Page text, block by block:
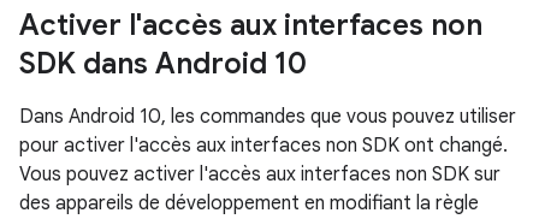
Activer l'accès aux interfaces non
SDK dans Android 10
Dans Android 10, les commandes que vous pouvez utiliser
pour activer l'accès aux interfaces non SDK ont changé.
Vous pouvez activer l'accès aux interfaces non SDK sur
des appareils de développement en modifiant la règle